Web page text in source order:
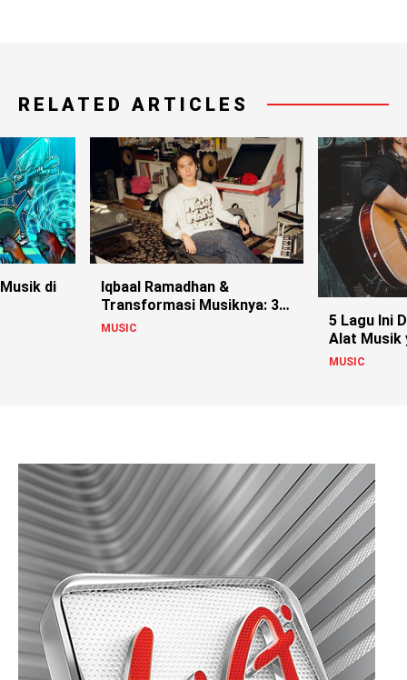
RELATED ARTICLES
di
Iqbaal Ramadhan &
Transformasi Musiknya: 3
Single Terbaru
MUSIC
5 Lagu Ini
Alat Musik
Biasa
MUSIC